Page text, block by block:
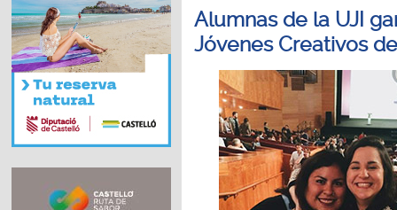
Alumnas de la UJI
Jóvenes Creativos